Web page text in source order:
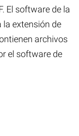
El software de la
extensión de
archivos
el software de